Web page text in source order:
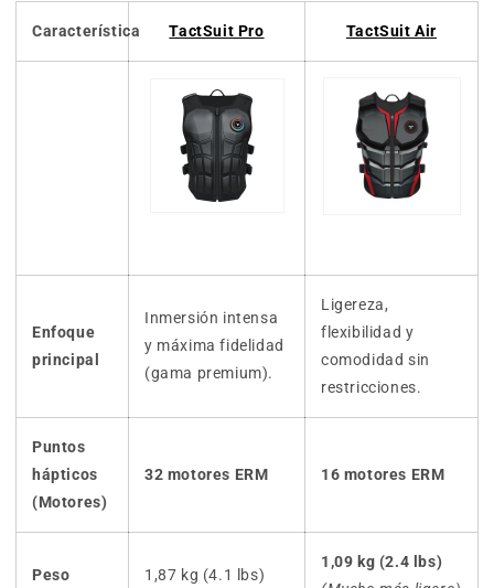
Característica TactSuit Pro TactSuit Air
Enfoque
principal
Inmersión intensa
y máxima fidelidad
(gama premium).
Ligereza,
flexibilidad y
comodidad sin
restricciones.
Puntos
hápticos
(Motores)
32 motores ERM 16 motores ERM
Peso 1,87 kg (4.1 lbs)
1,09 kg (2.4 lbs)